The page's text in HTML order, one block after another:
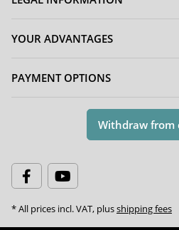
YOUR ADVANTAGES
PAYMENT OPTIONS
Withdraw from
* All prices incl. VAT, plusshipping fees